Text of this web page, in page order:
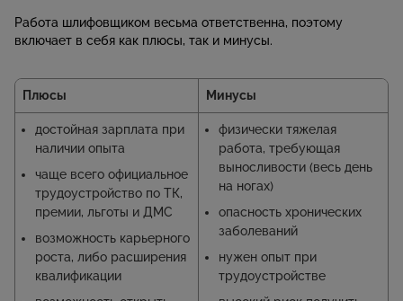
Работа шлифовщиком весьма ответственна, поэтому
включает в себя как плюсы, так и минусы.
Плюсы Минусы
достойная зарплата при
наличии опыта
чаще всего официальное
трудоустройство по ТК,
премии, льготы и ДМС
возможность карьерного
роста, либо расширения
квалификации
физически тяжелая
работа, требующая
выносливости (весь день
на ногах)
опасность хронических
заболеваний
нужен опыт при
трудоустройстве